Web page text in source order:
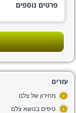
עזרים
+ מחירון של צלם
+ טיפים בנושא צלם